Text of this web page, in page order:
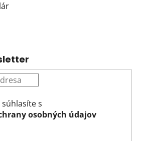
s
osobných údajov